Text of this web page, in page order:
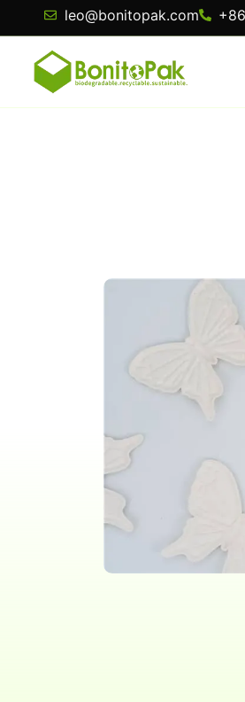
leo@bonitopak.com